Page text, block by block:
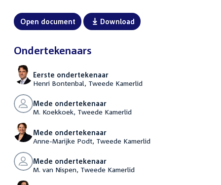
Open document Download
Ondertekenaars
Eerste ondertekenaar
Henri Bontenbal, Tweede Kamerlid
Mede ondertekenaar
M. Koekkoek, Tweede Kamerlid
Mede ondertekenaar
Anne-Marijke Podt, Tweede Kamerlid
Mede ondertekenaar
M. van Nispen, Tweede Kamerlid